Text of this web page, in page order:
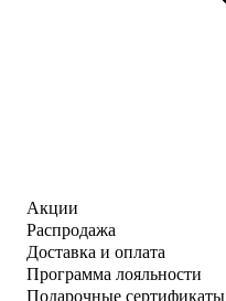
Акции
Распродажа
Доставка и оплата
Программа лояльности
Подарочные сертификаты